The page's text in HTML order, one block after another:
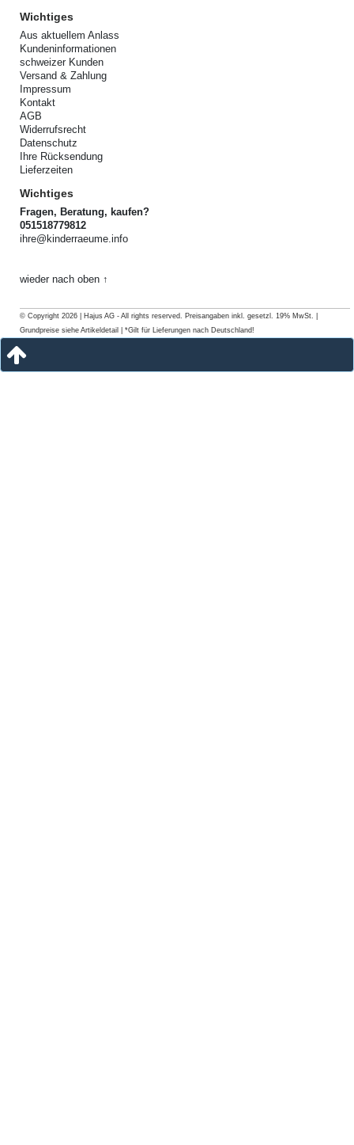
Wichtiges
Aus aktuellem Anlass
Kundeninformationen
schweizer Kunden
Versand & Zahlung
Impressum
Kontakt
AGB
Widerrufsrecht
Datenschutz
Ihre Rücksendung
Lieferzeiten
Wichtiges
Fragen, Beratung, kaufen?
051518779812
ihre@kinderraeume.info
wieder nach oben ↑
© Copyright 2026 | Hajus AG - All rights reserved. Preisangaben inkl. gesetzl. 19% MwSt. |
Grundpreise siehe Artikeldetail | *Gilt für Lieferungen nach Deutschland!